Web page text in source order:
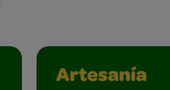
Artesanía